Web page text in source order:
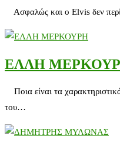
Ασφαλώς και ο Elvis δεν
ΕΛΛΗ
Ποια είναι τα
του…